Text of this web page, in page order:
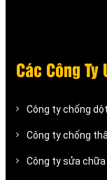
Các Công Ty
Công ty chống dột
Công ty chống
Công ty sửa chữa